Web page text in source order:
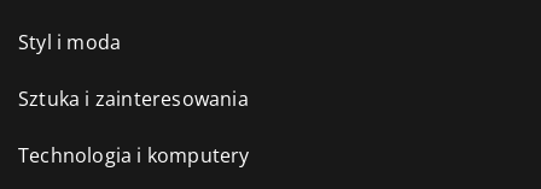
Styl i moda
Sztuka i zainteresowania
Technologia i komputery